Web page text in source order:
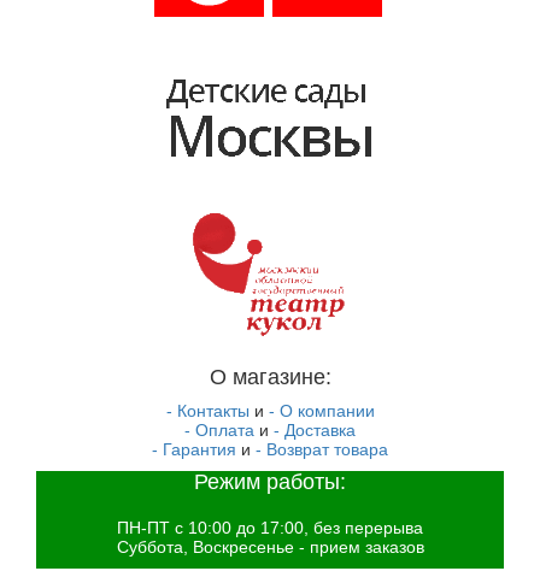
О магазине:
- Контакты и - О компании
- Оплата и - Доставка
- Гарантия и - Возврат товара
Режим работы:
ПН-ПТ с 10:00 до 17:00, без перерыва
Суббота, Воскресенье - прием заказов